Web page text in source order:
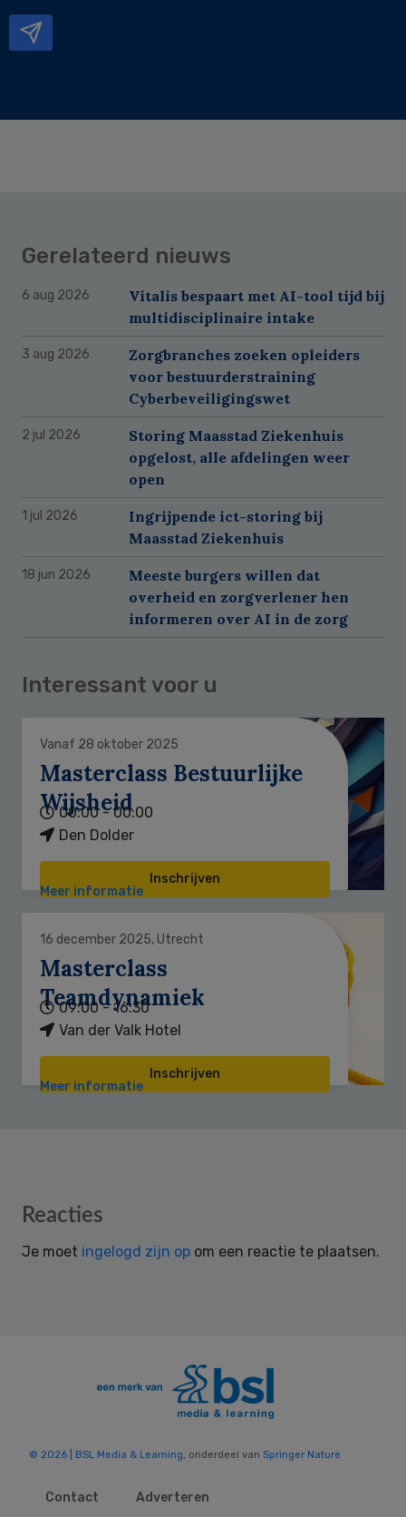
Gerelateerd nieuws
6 aug 2026
Vitalis bespaart met AI-tool tijd bij
multidisciplinaire intake
3 aug 2026
Zorgbranches zoeken opleiders
voor bestuurderstraining
Cyberbeveiligingswet
2 jul 2026
Storing Maasstad Ziekenhuis
opgelost, alle afdelingen weer
open
1 jul 2026
Ingrijpende ict-storing bij
Maasstad Ziekenhuis
18 jun 2026
Meeste burgers willen dat
overheid en zorgverlener hen
informeren over AI in de zorg
Interessant voor u
Vanaf 28 oktober 2025
Masterclass Bestuurlijke
Wijsheid
00:00 - 00:00
Den Dolder
Inschrijven
Meer informatie
16 december 2025, Utrecht
Masterclass
Teamdynamiek
09:00 - 16:30
Van der Valk Hotel
Inschrijven
Meer informatie
Reader
Reacties
Je moet ingelogd zijn op om een reactie te plaatsen.
© 2026 | BSL Media & Learning , onderdeel van Springer Nature
Contact Adverteren